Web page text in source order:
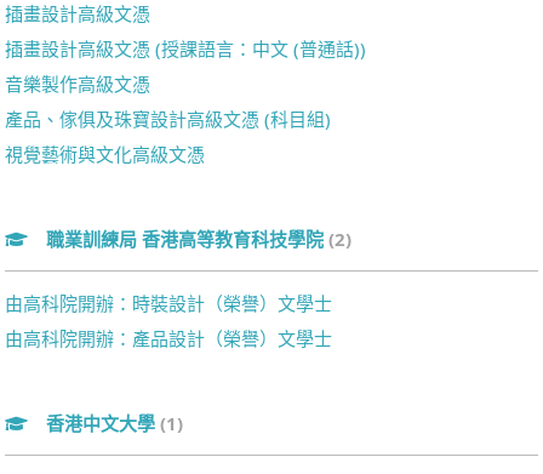
插畫設計高級文憑
插畫設計高級文憑 (授課語言：中文 (普通話))
音樂製作高級文憑
產品、傢俱及珠寶設計高級文憑 (科目組)
視覺藝術與文化高級文憑
職業訓練局 香港高等教育科技學院 (2)
由高科院開辦：時裝設計（榮譽）文學士
由高科院開辦：產品設計（榮譽）文學士
香港中文大學 (1)